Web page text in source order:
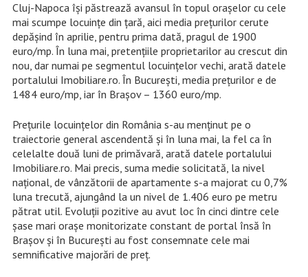
Cluj-Napoca își păstrează avansul în topul orașelor cu cele
mai scumpe locuințe din țară, aici media prețurilor cerute
depășind în aprilie, pentru prima dată, pragul de 1900
euro/mp. În luna mai, pretențiile proprietarilor au crescut din
nou, dar numai pe segmentul locuințelor vechi, arată datele
portalului Imobiliare.ro. În București, media prețurilor e de
1484 euro/mp, iar în Brașov – 1360 euro/mp.
Prețurile locuințelor din România s-au menținut pe o
traiectorie general ascendentă și în luna mai, la fel ca în
celelalte două luni de primăvară, arată datele portalului
Imobiliare.ro. Mai precis, suma medie solicitată, la nivel
național, de vânzătorii de apartamente s-a majorat cu 0,7%
luna trecută, ajungând la un nivel de 1.406 euro pe metru
pătrat util. Evoluții pozitive au avut loc în cinci dintre cele
șase mari orașe monitorizate constant de portal însă în
Brașov și în București au fost consemnate cele mai
semnificative majorări de preț.